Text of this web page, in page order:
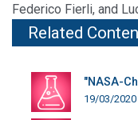
Federico Fierli, and
Related
"NASA-
19/03/2020